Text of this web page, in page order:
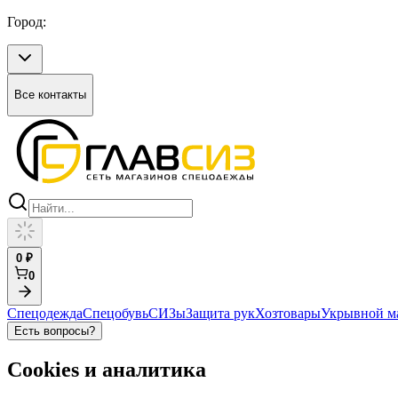
Город:
Все контакты
0 ₽
0
СпецодеждаСпецобувьСИЗыЗащита рукХозтоварыУкрывной
Есть вопросы?
Cookies и аналитика